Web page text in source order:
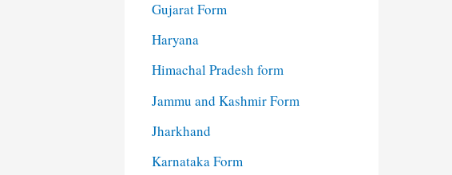
Gujarat Form
Haryana
Himachal Pradesh form
Jammu and Kashmir Form
Jharkhand
Karnataka Form